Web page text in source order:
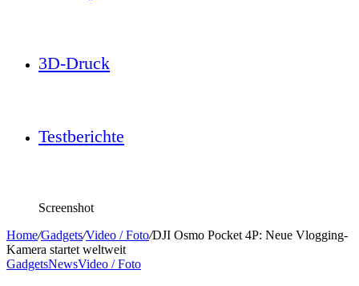
3D-Druck
Testberichte
Screenshot
Home/Gadgets/Video / Foto/DJI Osmo Pocket 4P: Neue Vlogging-
Kamera startet weltweit
GadgetsNewsVideo / Foto